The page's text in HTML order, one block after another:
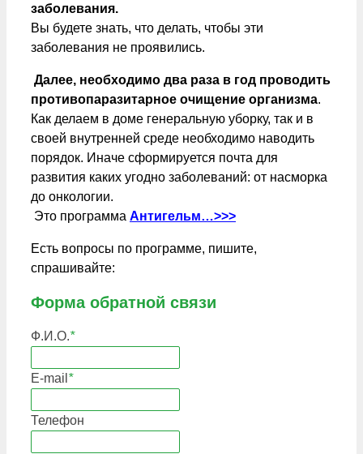
заболевания.
Вы будете знать, что делать, чтобы эти
заболевания не проявились.
Далее, необходимо два раза в год проводить
противопаразитарное очищение организма.
Как делаем в доме генеральную уборку, так и в
своей внутренней среде необходимо наводить
порядок. Иначе сформируется почта для
развития каких угодно заболеваний: от насморка
до онкологии.
Это программа Антигельм…>>>
Есть вопросы по программе, пишите,
спрашивайте:
Форма обратной связи
Ф.И.О.*
E-mail *
Телефон